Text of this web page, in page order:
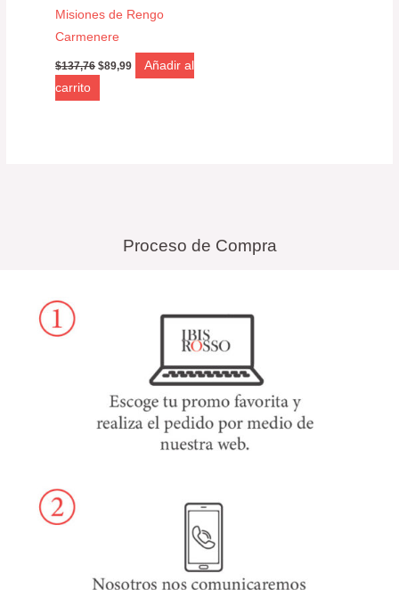
Misiones de Rengo
Carmenere
$137,76 $89,99
Añadir al
carrito
Proceso de Compra